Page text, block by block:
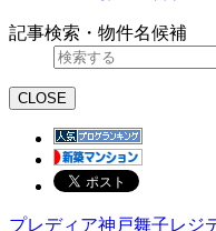
記事検索・物件名候補
CLOSE
プレディア神戸舞子レジ